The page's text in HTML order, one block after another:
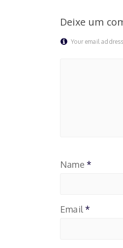
Deixe um
Your email
Name *
Email*